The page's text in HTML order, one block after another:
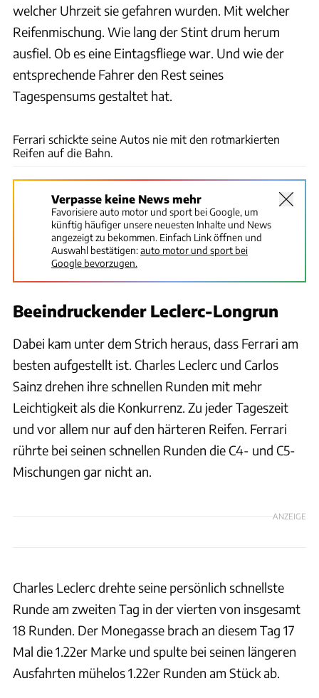
welcher Uhrzeit sie gefahren wurden. Mit welcher
Reifenmischung. Wie lang der Stint drum herum
ausfiel. Ob es eine Eintagsfliege war. Und wie der
entsprechende Fahrer den Rest seines
Tagespensums gestaltet hat.
Ferrari schickte seine Autos nie mit den rotmarkierten
Reifen auf die Bahn.
Verpasse keine News mehr
Favorisiere auto motor und sport bei Google, um
künftig häufiger unsere neuesten Inhalte und News
angezeigt zu bekommen. Einfach Link öffnen und
Auswahl bestätigen:auto motor und sport bei
Google bevorzugen.
Beeindruckender Leclerc-Longrun
Dabei kam unter dem Strich heraus, dass Ferrari am
besten aufgestellt ist. Charles Leclerc und Carlos
Sainz drehen ihre schnellen Runden mit mehr
Leichtigkeit als die Konkurrenz. Zu jeder Tageszeit
und vor allem nur auf den härteren Reifen. Ferrari
rührte bei seinen schnellen Runden die C4- und C5-
Mischungen gar nicht an.
ANZEIGE
Charles Leclerc drehte seine persönlich schnellste
Runde am zweiten Tag in der vierten von insgesamt
18 Runden. Der Monegasse brach an diesem Tag 17
Mal die 1.22er Marke und spulte bei seinen längeren
Ausfahrten mühelos 1.22er Runden am Stück ab.